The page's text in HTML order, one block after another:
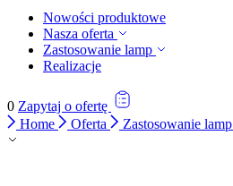
Nowości produktowe
Nasza oferta
Zastosowanie lamp
Realizacje
0 Zapytaj o ofertę
Home
Oferta Zastosowanie lamp